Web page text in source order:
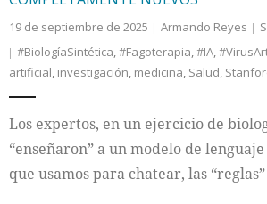
19 de septiembre de 2025 Armando Reyes
#BiologíaSintética,#Fagoterapia,#IA,
artificial, investigación, medicina, Salud,
Los expertos, en un ejercicio de
“enseñaron” a un modelo de
que usamos para chatear, las